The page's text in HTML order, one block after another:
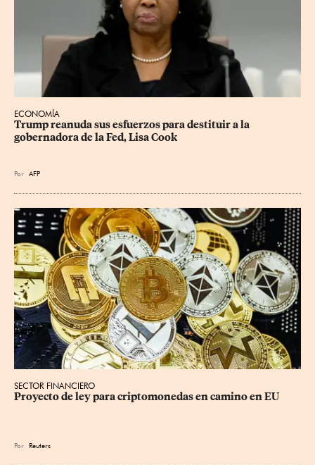
ECONOMÍA
Trump reanuda sus esfuerzos para destituir a la
gobernadora de la Fed, Lisa Cook
Por AFP
SECTOR FINANCIERO
Proyecto de ley para criptomonedas en camino en EU
Por Reuters